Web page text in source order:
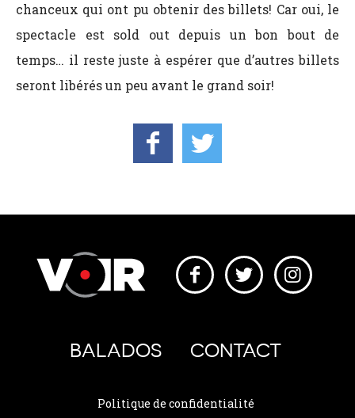
chanceux qui ont pu obtenir des billets! Car oui, le
spectacle est sold out depuis un bon bout de
temps… il reste juste à espérer que d’autres billets
seront libérés un peu avant le grand soir!
BALADOS CONTACT
Politique de confidentialité